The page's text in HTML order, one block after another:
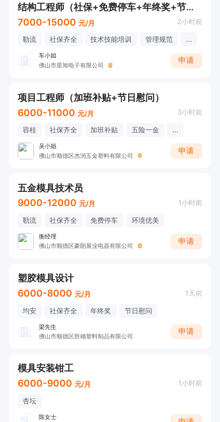
结构工程师（社保+免费停车+年终奖+节日慰问）
7000-15000 元/月 2小时前
勒流 社保齐全 技术技能培训 管理规范 ...
车小姐
佛山市星旭电子有限公司
申请
项目工程师（加班补贴+节日慰问）
6000-11000 元/月 3小时前
容桂 社保齐全 加班补贴 五险一金 ...
吴小姐
佛山市顺德区杰润五金塑料有限公司
申请
五金模具技术员
9000-12000 元/月 1小时前
勒流 社保齐全 免费停车 环境优美
衡经理
佛山市顺德区豪朗展业电器有限公司
申请
塑胶模具设计
6000-8000 元/月 1天前
均安 社保齐全 年终奖 节日慰问
梁先生
佛山市顺德区胜穗塑料制品有限公司
申请
模具安装钳工
6000-9000 元/月 1小时前
杏坛
陈女士